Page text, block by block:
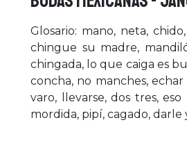
Glosario: mano, neta,
chingue su madre,
chingada, lo que caiga es
concha, no manches,
varo, llevarse, dos tres,
mordida, pipí, cagado, darle